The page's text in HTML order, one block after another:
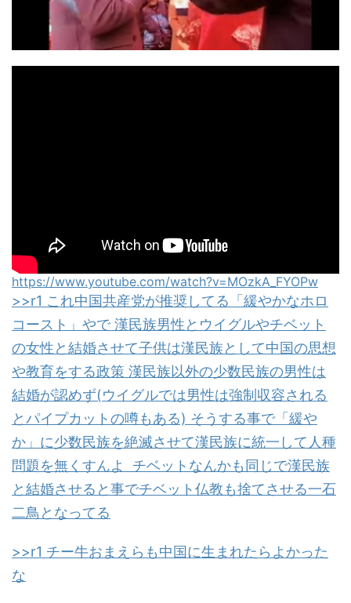
https://www.youtube.com/watch?v=MOzkA_FYOPw
>>r1 これ中国共産党が推奨してる「緩やかなホロ
コースト」やで 漢民族男性とウイグルやチベット
の女性と結婚させて子供は漢民族として中国の思想
や教育をする政策 漢民族以外の少数民族の男性は
結婚が認めず(ウイグルでは男性は強制収容される
とパイプカットの噂もある) そうする事で「緩や
か」に少数民族を絶滅させて漢民族に統一して人種
問題を無くすんよ チベットなんかも同じで漢民族
と結婚させると事でチベット仏教も捨てさせる一石
二鳥となってる
>>r1 チー牛おまえらも中国に生まれたらよかった
な